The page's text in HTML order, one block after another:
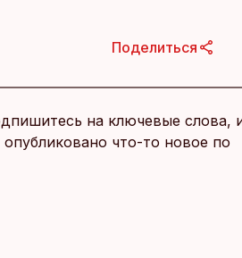
Поделиться
на ключевые слова,
что-то новое по